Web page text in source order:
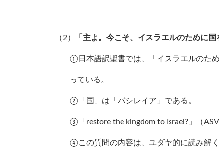
（2） 「主よ。今こそ、イスラエルのために
①日本語訳聖書では、「イスラエルのた
っている。
②「国」は「バシレイア」である。
③「restore the kingdom to Israel?」（ASV
④この質問の内容は、ユダヤ的に読み解く